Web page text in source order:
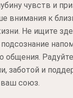
чувств и
внимания к
Не ищите
общения.
заботой и
союз.